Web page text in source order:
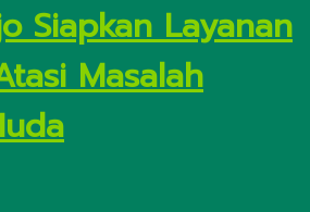
Siapkan Layanan
Masalah